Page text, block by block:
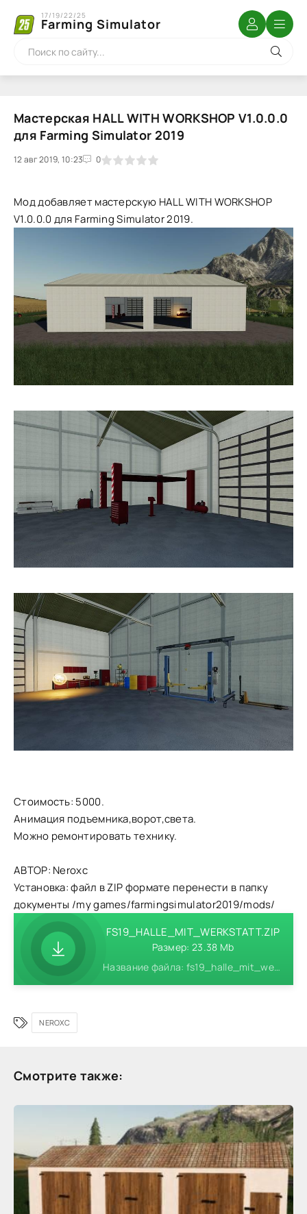
Farming Simulator
17/19/22/25
Мастерская HALL WITH WORKSHOP V1.0.0.0
для Farming Simulator 2019
12 авг 2019, 10:23 0
1 2 3 4 5
Мод добавляет мастерскую HALL WITH WORKSHOP
V1.0.0.0 для Farming Simulator 2019.
Стоимость: 5000.
Анимация подъемника,ворот,света.
Можно ремонтировать технику.
АВТОР: Neroxc
Установка: файл в ZIP формате перенести в папку
документы /my games/farmingsimulator2019/mods/
FS19_HALLE_MIT_WERKSTATT.ZIP
Размер: 23.38 Mb
Название файла: fs19_halle_mit_werkstatt.zip
NEROXC
Смотрите также: